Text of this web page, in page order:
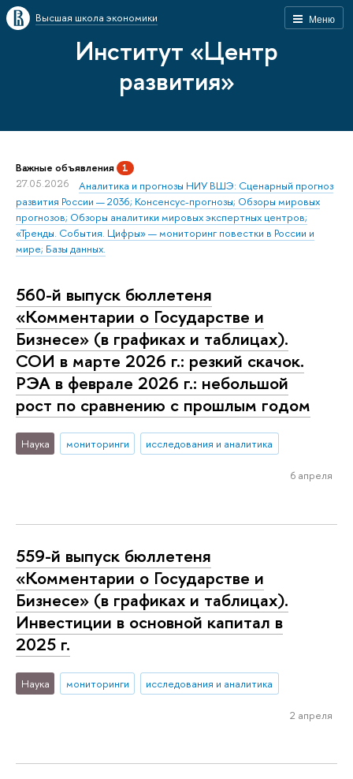
Меню
Высшая школа экономики
Институт «Центр
развития»
Важные объявления 1
27.05.2026
Аналитика и прогнозы НИУ ВШЭ: Сценарный прогноз
развития России — 2036; Консенсус-прогнозы; Обзоры мировых
прогнозов; Обзоры аналитики мировых экспертных центров;
«Тренды. События. Цифры» — мониторинг повестки в России и
мире; Базы данных.
560-й выпуск бюллетеня
«Комментарии о Государстве и
Бизнесе» (в графиках и таблицах).
СОИ в марте 2026 г.: резкий скачок.
РЭА в феврале 2026 г.: небольшой
рост по сравнению с прошлым годом
Наука мониторинги исследования и аналитика
6 апреля
559-й выпуск бюллетеня
«Комментарии о Государстве и
Бизнесе» (в графиках и таблицах).
Инвестиции в основной капитал в
2025 г.
Наука мониторинги исследования и аналитика
2 апреля